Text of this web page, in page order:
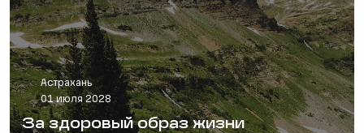
Астрахань
01 июля 2028
За здоровый образ жизни